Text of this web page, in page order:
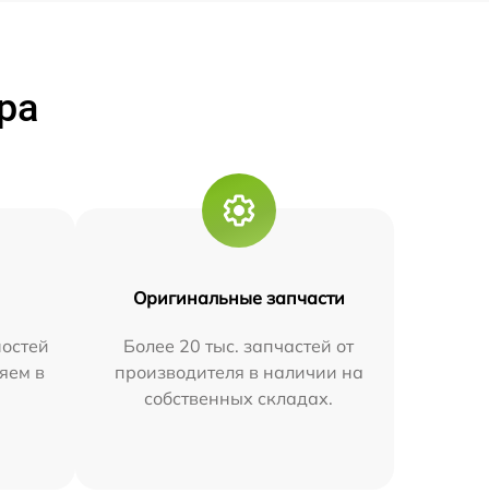
в
Оригинальные запчасти
Более 20 тыс. запчастей от
производителя в наличии на
собственных складах.